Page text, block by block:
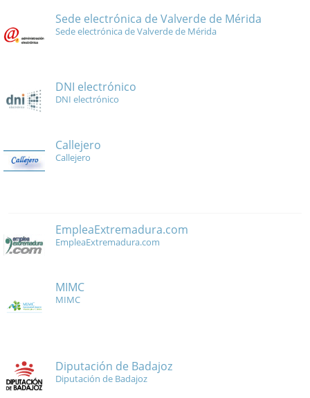
Sede electrónica de Valverde de Mérida
Sede electrónica de Valverde de Mérida
DNI electrónico
DNI electrónico
Callejero
Callejero
EmpleaExtremadura.com
EmpleaExtremadura.com
MIMC
MIMC
Diputación de Badajoz
Diputación de Badajoz